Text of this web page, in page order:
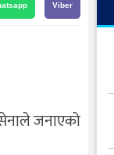
Viber
जनाएको